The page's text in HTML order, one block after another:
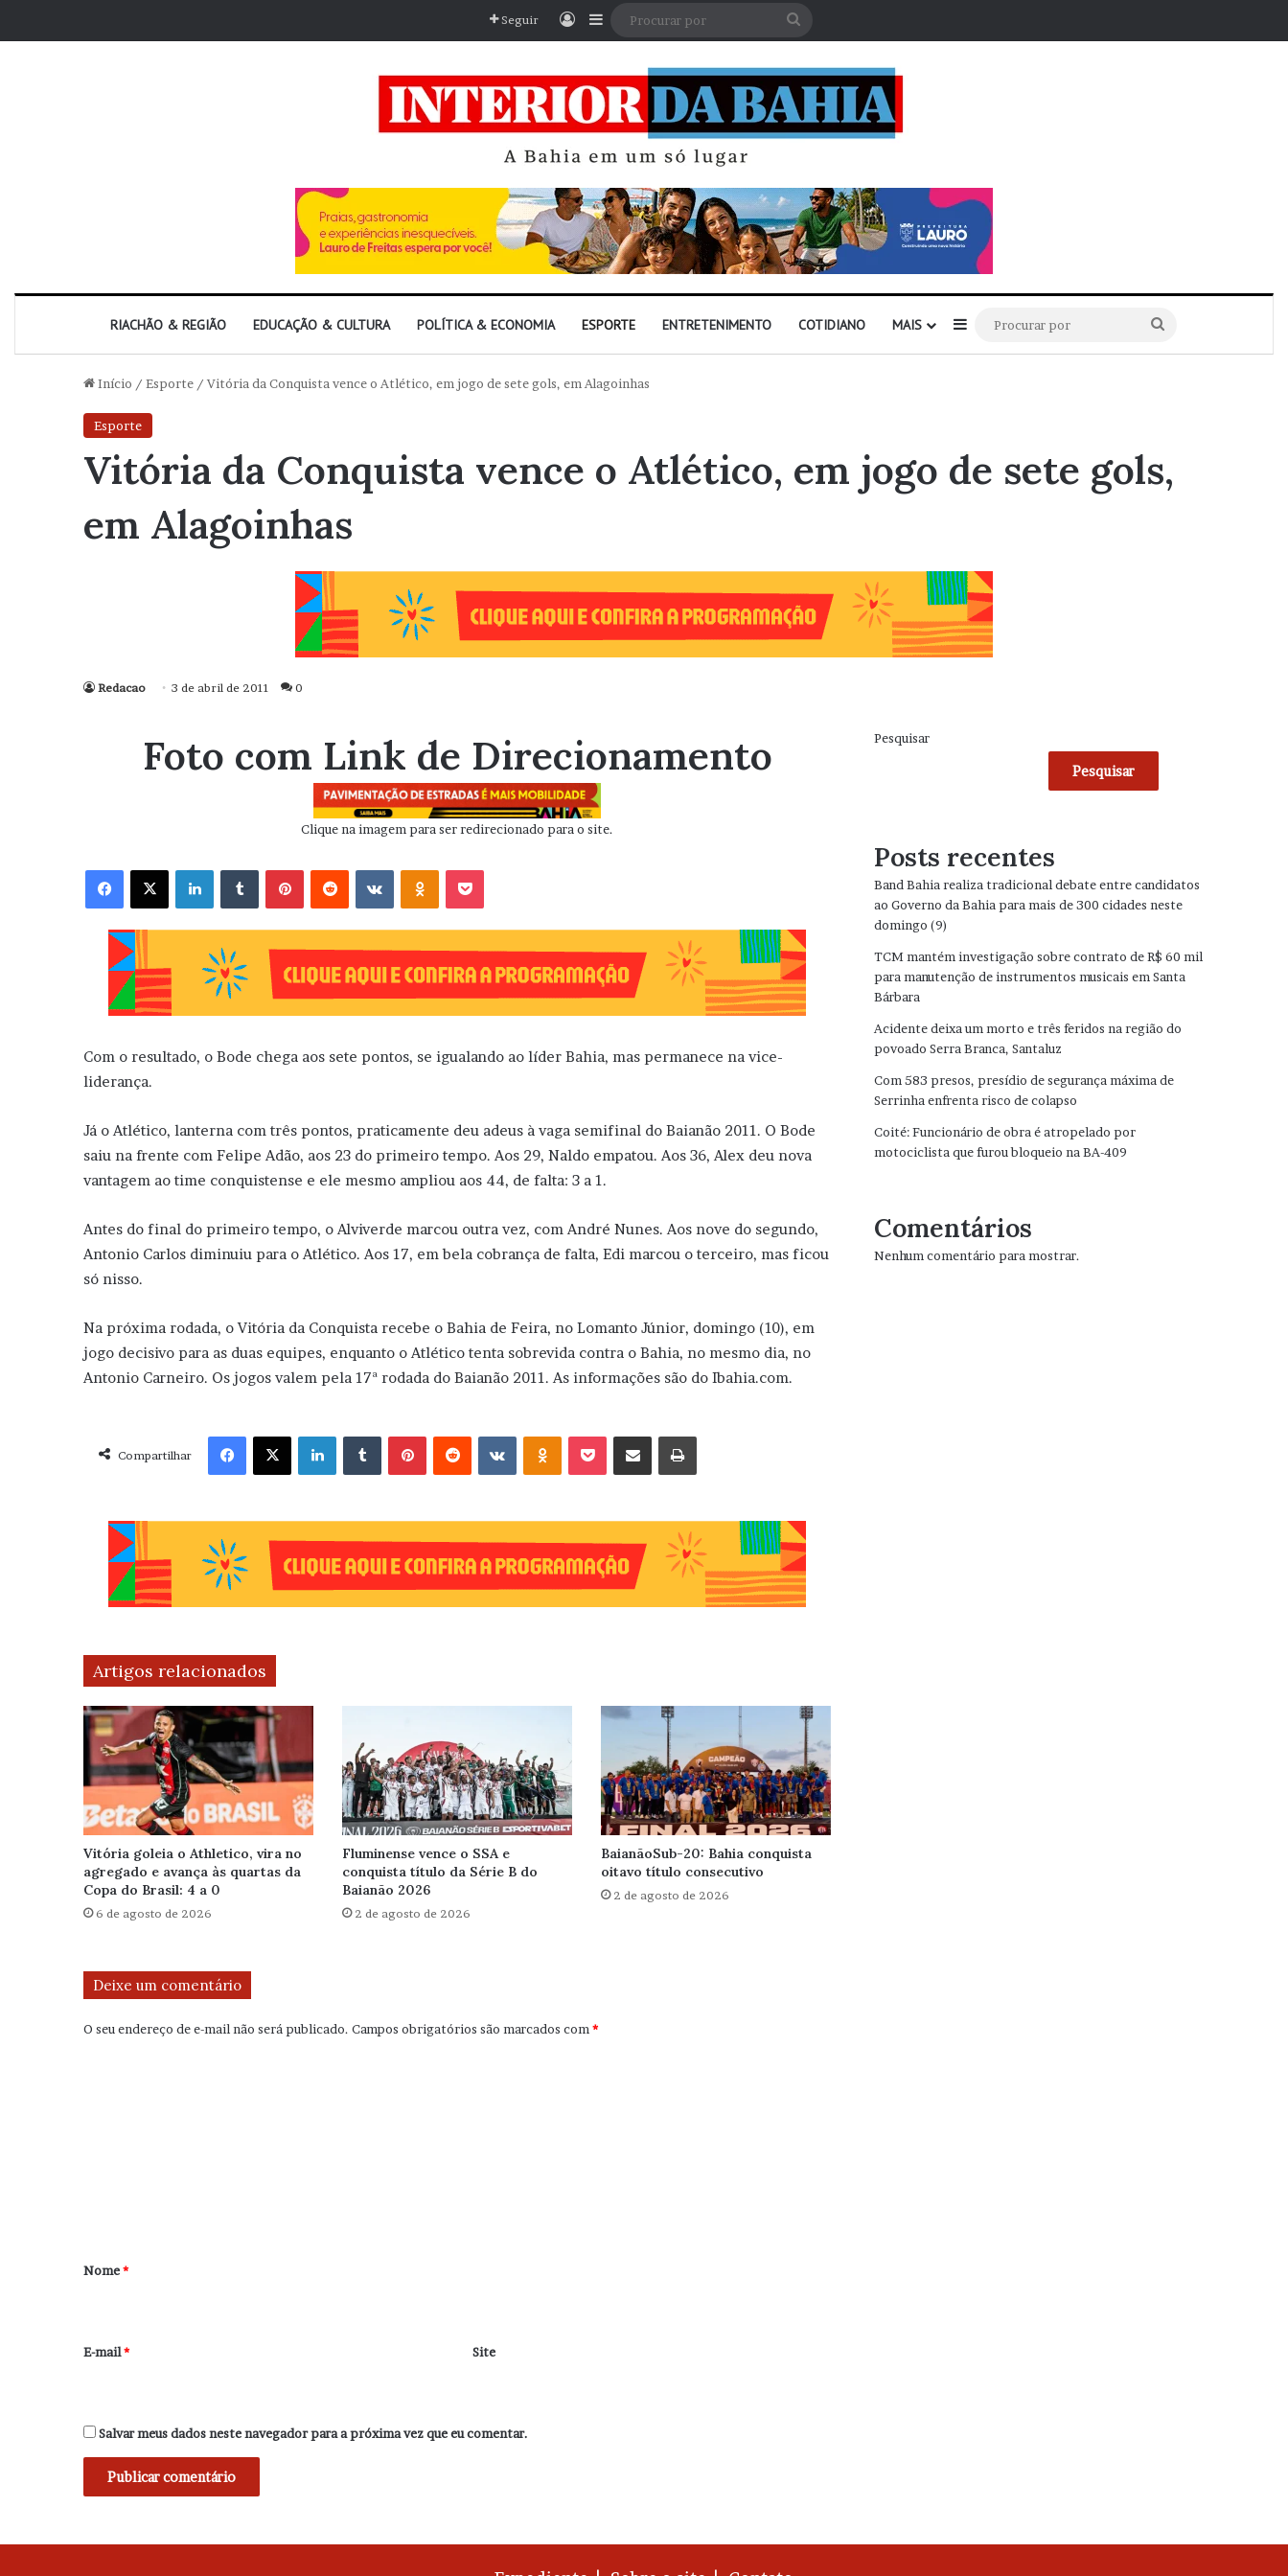
Seguir EntrarBarra Lateral
RIACHÃO & REGIÃO EDUCAÇÃO & CULTURA POLÍTICA & ECONOMIA ESPORTE ENTRETENIMENTO COTIDIANO MAIS Barra Lateral
por
Início / Esporte / Vitória da Conquista vence o Atlético, em jogo de sete gols, em Alagoinhas
Esporte
Vitória da Conquista vence o Atlético, em jogo de sete gols,
em Alagoinhas
Redacao 3 de abril de 2011 0
Foto com Link de Direcionamento
Clique na imagem para ser redirecionado para o site.
Facebook X Linkedin VK OK
Com o resultado, o Bode chega aos sete pontos, se igualando ao líder Bahia, mas permanece na vice-
liderança.
Já o Atlético, lanterna com três pontos, praticamente deu adeus à vaga semifinal do Baianão 2011. O Bode
saiu na frente com Felipe Adão, aos 23 do primeiro tempo. Aos 29, Naldo empatou. Aos 36, Alex deu nova
vantagem ao time conquistense e ele mesmo ampliou aos 44, de falta: 3 a 1.
Antes do final do primeiro tempo, o Alviverde marcou outra vez, com André Nunes. Aos nove do segundo,
Antonio Carlos diminuiu para o Atlético. Aos 17, em bela cobrança de falta, Edi marcou o terceiro, mas ficou
só nisso.
Na próxima rodada, o Vitória da Conquista recebe o Bahia de Feira, no Lomanto Júnior, domingo (10), em
jogo decisivo para as duas equipes, enquanto o Atlético tenta sobrevida contra o Bahia, no mesmo dia, no
Antonio Carneiro. Os jogos valem pela 17ª rodada do Baianão 2011. As informações são do Ibahia.com.
Compartilhar
Facebook X Linkedin VK OK
Artigos relacionados
Vitória goleia o Athletico, vira no
agregado e avança às quartas da
Copa do Brasil: 4 a 0
6 de agosto de 2026
Fluminense vence o SSA e
conquista título da Série B do
Baianão 2026
2 de agosto de 2026
BaianãoSub-20: Bahia conquista
oitavo título consecutivo
2 de agosto de 2026
Deixe um comentário
O seu endereço de e-mail não será publicado. Campos obrigatórios são marcados com*
r
*
Nome*
E-mail* Site
Salvar meus dados neste navegador para a próxima vez que eu comentar.
Pesquisar
Pesquisar
Posts recentes
Band Bahia realiza tradicional debate entre candidatos
ao Governo da Bahia para mais de 300 cidades neste
domingo (9)
TCM mantém investigação sobre contrato de R$ 60 mil
para manutenção de instrumentos musicais em Santa
Bárbara
Acidente deixa um morto e três feridos na região do
povoado Serra Branca, Santaluz
Com 583 presos, presídio de segurança máxima de
Serrinha enfrenta risco de colapso
Coité: Funcionário de obra é atropelado por
motociclista que furou bloqueio na BA-409
Comentários
Nenhum comentário para mostrar.